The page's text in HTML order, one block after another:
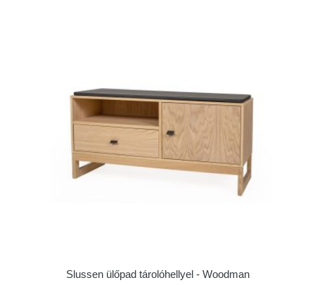
Slussen ülőpad tárolóhellyel - Woodman